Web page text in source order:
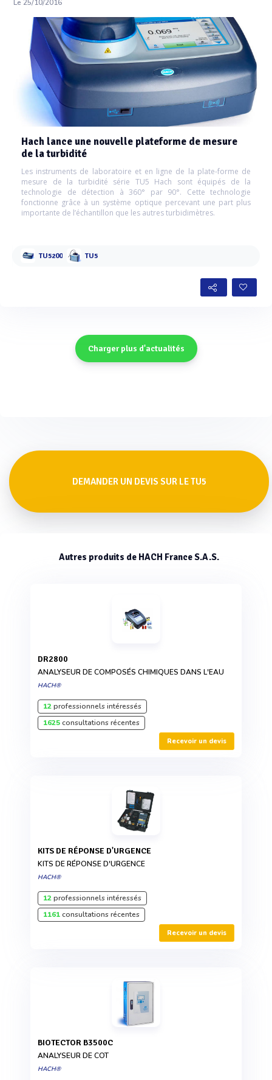
Le 25/10/2016
Hach lance une nouvelle plateforme de mesure
de la turbidité
Les instruments de laboratoire et en ligne de la plate-forme de
mesure de la turbidité série TU5 Hach sont équipés de la
technologie de détection à 360° par 90°. Cette technologie
fonctionne grâce à un système optique percevant une part plus
importante de l’échantillon que les autres turbidimètres.
TU5200 TU5
Charger plus d'actualités
DEMANDER UN DEVIS SUR LE TU5
Autres produits de HACH France S.A.S.
DR2800
ANALYSEUR DE COMPOSÉS CHIMIQUES DANS L'EAU
HACH®
12professionnels intéressés
1625consultations récentes
Recevoir un devis
KITS DE RÉPONSE D'URGENCE
KITS DE RÉPONSE D'URGENCE
HACH®
12professionnels intéressés
1161consultations récentes
Recevoir un devis
BIOTECTOR B3500C
ANALYSEUR DE COT
HACH®